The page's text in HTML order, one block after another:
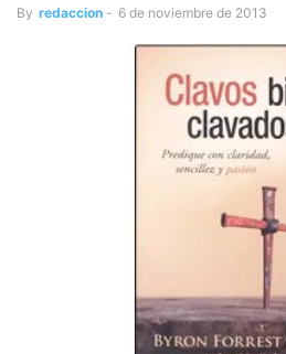
By redaccion - 6 de noviembre de 2013